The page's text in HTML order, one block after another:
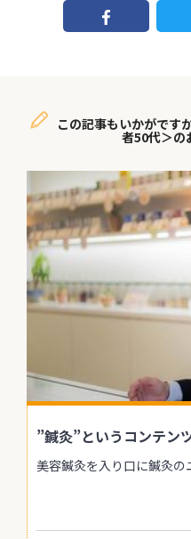
この記事もいかがです
者50代＞の
”鍼灸”というコンテン
美容鍼灸を入り口に鍼灸の